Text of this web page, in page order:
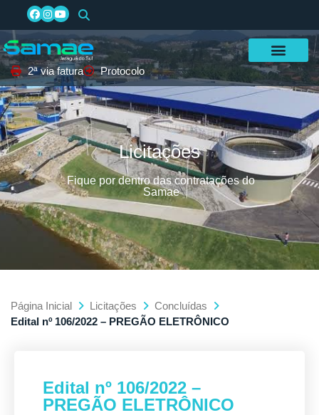
2ª via fatura Protocolo
Licitações
Fique por dentro das contratações do
Samae
Página Inicial Licitações
Concluídas
Edital nº 106/2022 – PREGÃO ELETRÔNICO
Edital nº 106/2022 –
PREGÃO ELETRÔNICO